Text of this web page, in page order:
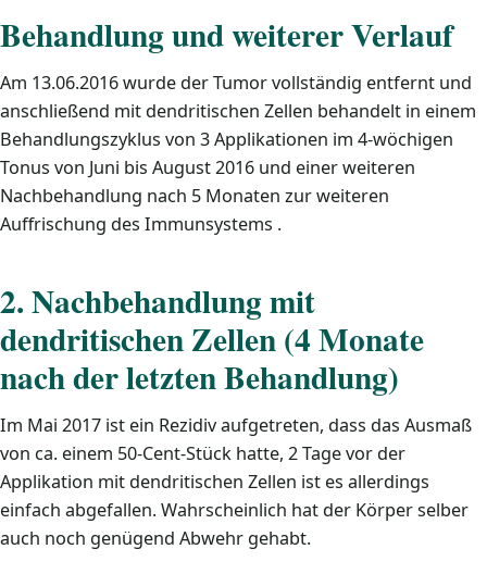
Behandlung und weiterer Verlauf
Am 13.06.2016 wurde der Tumor vollständig entfernt und
anschließend mit dendritischen Zellen behandelt in einem
Behandlungszyklus von 3 Applikationen im 4-wöchigen
Tonus von Juni bis August 2016 und einer weiteren
Nachbehandlung nach 5 Monaten zur weiteren
Auffrischung des Immunsystems .
2. Nachbehandlung mit
dendritischen Zellen (4 Monate
nach der letzten Behandlung)
Im Mai 2017 ist ein Rezidiv aufgetreten, dass das Ausmaß
von ca. einem 50-Cent-Stück hatte, 2 Tage vor der
Applikation mit dendritischen Zellen ist es allerdings
einfach abgefallen. Wahrscheinlich hat der Körper selber
auch noch genügend Abwehr gehabt.